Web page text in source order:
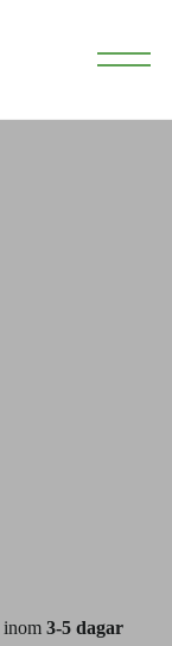
inom 3-5 dagar